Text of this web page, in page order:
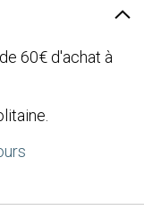
60€ d'achat à